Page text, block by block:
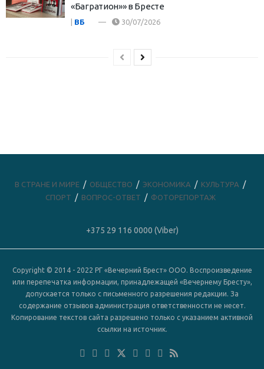
«Багратион»» в Бресте
ВБ 30/07/2026
В СТРАНЕ И МИРЕ ОБЩЕСТВО ЭКОНОМИКА
КУЛЬТУРА
СПОРТ
ВОПРОС-ОТВЕТ ФОТОРЕПОРТАЖ
+375 29 116 0000 (Viber)
Copyright © 2014 - 2022 РГ «Вечерний Брест» ООО. Воспроизведение
или перепечатка информации, принадлежащей «Вечернему Бресту»,
допускается только с письменного разрешения редакции. За
содержание отзывов администрация ответственности не несет.
Копирование текстов сайта разрешено только с указанием активной
ссылки на источник.